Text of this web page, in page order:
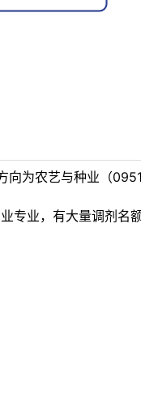
为农艺与种业（
专业，有大量调剂